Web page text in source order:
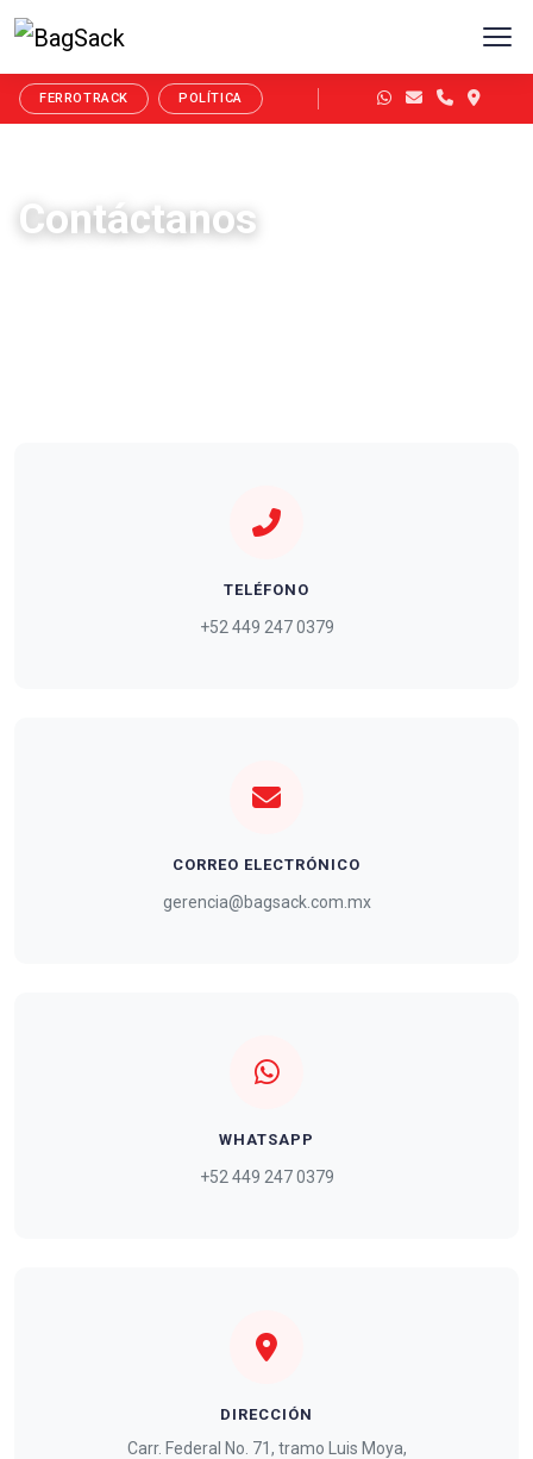
FERROTRACK POLÍTICA
Contáctanos
TELÉFONO
+52 449 247 0379
CORREO ELECTRÓNICO
gerencia@bagsack.com.mx
WHATSAPP
+52 449 247 0379
DIRECCIÓN
Carr. Federal No. 71, tramo Luis Moya,